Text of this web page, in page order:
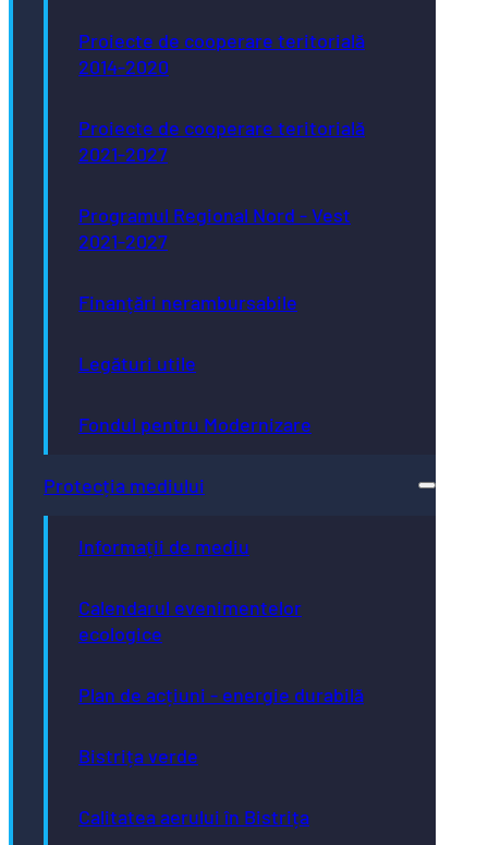
Proiecte de cooperare teritorială
2014-2020
Proiecte de cooperare teritorială
2021-2027
Programul Regional Nord - Vest
2021-2027
Finanțări nerambursabile
Legături utile
Fondul pentru Modernizare
Protecția mediului
Informații de mediu
Calendarul evenimentelor
ecologice
Plan de acțiuni - energie durabilă
Bistrița verde
Calitatea aerului în Bistrița